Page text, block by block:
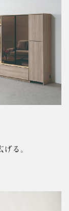
る。